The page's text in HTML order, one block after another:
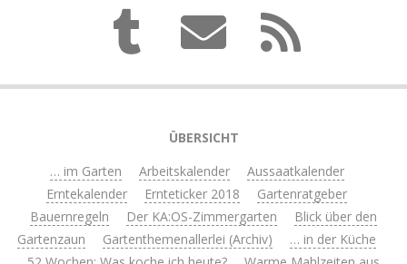
ÜBERSICHT
… im Garten
Arbeitskalender
Aussaatkalender
Erntekalender
Ernteticker 2018
Gartenratgeber
Bauernregeln
Der KA:OS-Zimmergarten
Blick über den
Gartenzaun
Gartenthemenallerlei (Archiv)
… in der Küche